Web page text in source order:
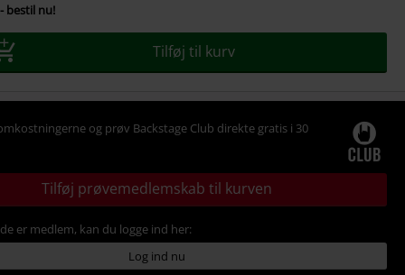
bestil nu!
Tilføj til kurv
og prøv Backstage Club direkte gratis i 30
Tilføj prøvemedlemskab til kurven
er medlem, kan du logge ind her:
Log ind nu